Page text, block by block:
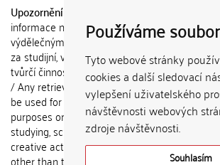
Používáme
Tyto webové stránky
cookies a další sledovací
vylepšení uživatelského
návštěvnosti webových
zdroje návštěvnosti.
Souhlasím
Upozornění / Notice:
informace nemohou být použity k
výdělečným účelům nebo vydávány
za studijní, vědeckou nebo jinou
tvůrčí činnost jiné osoby než autora.
/ Any retrieved information shall not
be used for any commercial
purposes or claimed as results of
studying, scientific or any other
creative activities of any person
other than the author.